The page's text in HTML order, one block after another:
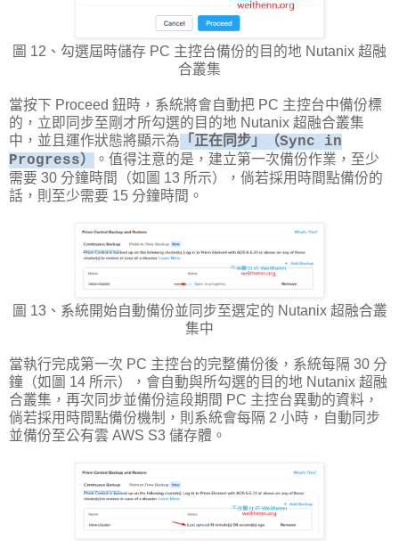
圖 12、勾選屆時儲存 PC 主控台備份的目的地 Nutanix 超融
合叢集
當按下 Proceed 鈕時，系統將會自動把 PC 主控台中備份標
的，立即同步至剛才所勾選的目的地 Nutanix 超融合叢集
中，並且運作狀態將顯示為 「正在同步」（Sync in
Progress）
。值得注意的是，建立第一次備份作業，至少
需要 30 分鐘時間（如圖 13 所示），倘若採用時間點備份的
話，則至少需要 15 分鐘時間。
圖 13、系統開始自動備份並同步至選定的 Nutanix 超融合叢
集中
當執行完成第一次 PC 主控台的完整備份後，系統每隔 30 分
鐘（如圖 14 所示），會自動與所勾選的目的地 Nutanix 超融
合叢集，再次同步並備份這段期間 PC 主控台異動的資料，
倘若採用時間點備份機制，則系統會每隔 2 小時，自動同步
並備份至公有雲 AWS S3 儲存體。